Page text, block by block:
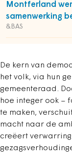
Montferland
samenwerking
&BAS
De kern van
het volk, via hun
gemeenteraad.
hoe integer ook –
te maken,
macht naar de
creëert